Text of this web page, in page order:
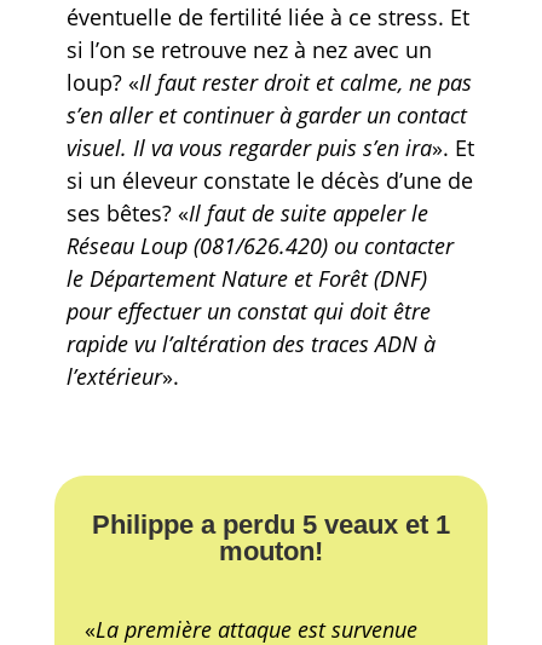
éventuelle de fertilité liée à ce stress. Et
si l’on se retrouve nez à nez avec un
loup? «Il faut rester droit et calme, ne pas
s’en aller et continuer à garder un contact
visuel. Il va vous regarder puis s’en ira». Et
si un éleveur constate le décès d’une de
ses bêtes? «Il faut de suite appeler le
Réseau Loup (081/626.420)ou contacter
le Département Nature et Forêt (DNF)
pour effectuer un constat qui doit être
rapide vu l’altération des traces ADN à
l’extérieur».
Philippe a perdu 5 veaux et 1
mouton!
«La première attaque est survenue